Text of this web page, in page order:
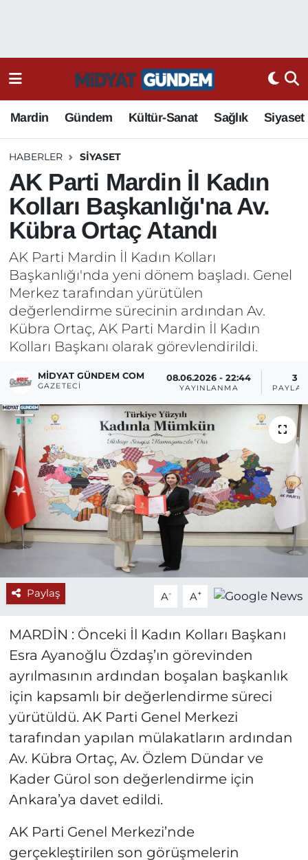
Mardin Gündem Kültür-Sanat Sağlık Siyaset
HABERLER SIYASET
AK Parti Mardin İl Kadın
Kolları Başkanlığı'na Av.
Kübra Ortaç Atandı
AK Parti Mardin İl Kadın Kolları
Başkanlığı'nda yeni dönem başladı. Genel
Merkez tarafından yürütülen
değerlendirme sürecinin ardından Av.
Kübra Ortaç, AK Parti Mardin İl Kadın
Kolları Başkanı olarak görevlendirildi.
MIDYAT GÜNDEM COM
GAZETECI
08.06.2026 - 22:44
YAYINLANMA
3
Paylaş A- A+
MARDİN : Önceki İl Kadın Kolları Başkanı
Esra Ayanoğlu Özdaş’ın görevinden
ayrılmasının ardından boşalan başkanlık
için kapsamlı bir değerlendirme süreci
yürütüldü. AK Parti Genel Merkezi
tarafından yapılan mülakatların ardından
Av. Kübra Ortaç, Av. Özlem Dündar ve
Kader Gürol son değerlendirme için
Ankara’ya davet edildi.
AK Parti Genel Merkezi’nde
gerçekleştirilen son görüşmelerin